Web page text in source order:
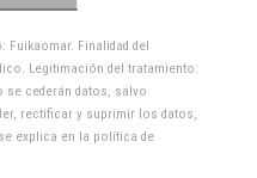
Fuikaomar. Finalidad del
Legitimación del tratamiento:
se cederán datos, salvo
rectificar y suprimir los datos,
explica en la política de